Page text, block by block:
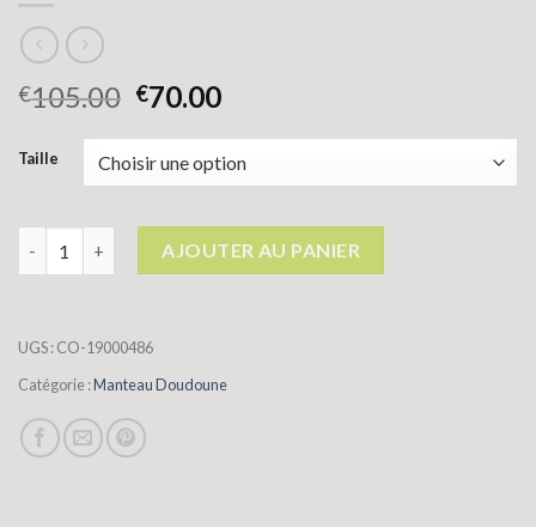
€105.00 €70.00
Taille
quantité de manteau doudoune
AJOUTER AU PANIER
UGS :CO-19000486
Catégorie :Manteau Doudoune